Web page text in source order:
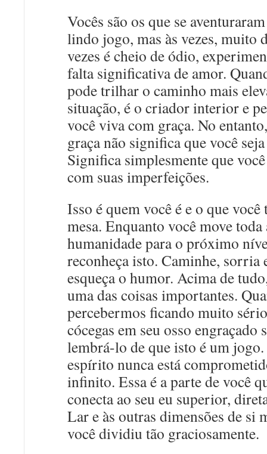
Vocês são os que se
lindo jogo, mas às vezes, muito
vezes é cheio de ódio,
falta significativa de amor.
pode trilhar o caminho mais
situação, é o criador interior e
você viva com graça. No
graça não significa que você
Significa simplesmente que
com suas imperfeições.
Isso é quem você é e o que você
mesa. Enquanto você move toda
humanidade para o próximo
reconheça isto. Caminhe, sorria
esqueça o humor. Acima de
uma das coisas importantes.
percebermos ficando muito
cócegas em seu osso engraçado
lembrá-lo de que isto é um jogo.
espírito nunca está
infinito. Essa é a parte de você
conecta ao seu eu superior,
Lar e às outras dimensões de si
você dividiu tão graciosamente.